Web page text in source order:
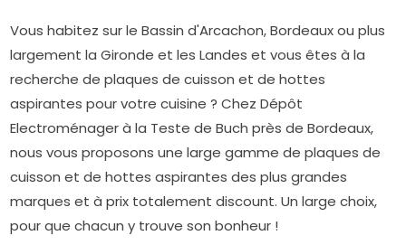
Vous habitez sur le Bassin d'Arcachon, Bordeaux ou plus
largement la Gironde et les Landes et vous êtes à la
recherche de plaques de cuisson et de hottes
aspirantes pour votre cuisine ? Chez Dépôt
Electroménager à la Teste de Buch près de Bordeaux,
nous vous proposons une large gamme de plaques de
cuisson et de hottes aspirantes des plus grandes
marques et à prix totalement discount. Un large choix,
pour que chacun y trouve son bonheur !